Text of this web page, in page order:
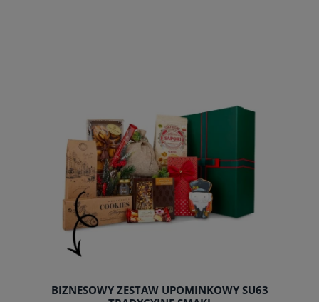
BIZNESOWY ZESTAW UPOMINKOWY SU63